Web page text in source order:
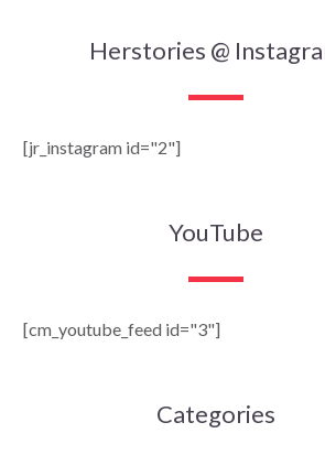
Herstories @
[jr_instagram id="2"]
YouTube
[cm_youtube_feed id="3"]
Categories